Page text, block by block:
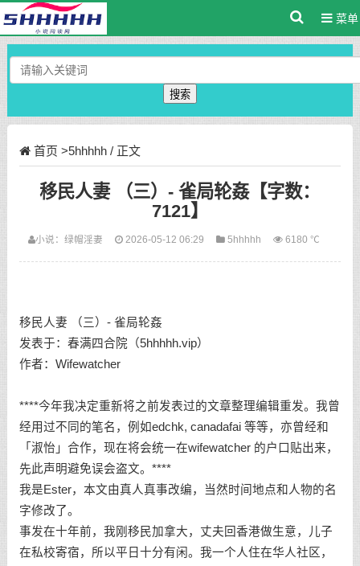
菜单
搜索
首页 >5hhhhh/ 正文
移民人妻 （三）- 雀局轮姦【字数：
7121】
小说： 绿帽淫妻 2026-05-12 06:29 5hhhhh 6180 ℃
移民人妻 （三）- 雀局轮姦
发表于：春满四合院（5hhhhh.vip）
作者：Wifewatcher
****今年我决定重新将之前发表过的文章整理编辑重发。我曾
经用过不同的笔名，例如edchk, canadafai 等等，亦曾经和
「淑怡」合作，现在将会统一在wifewatcher 的户口贴出来，
先此声明避免误会盗文。****
我是Ester，本文由真人真事改编，当然时间地点和人物的名
字修改了。
事发在十年前，我刚移民加拿大，丈夫回香港做生意，儿子
在私校寄宿，所以平日十分有闲。我一个人住在华人社区，